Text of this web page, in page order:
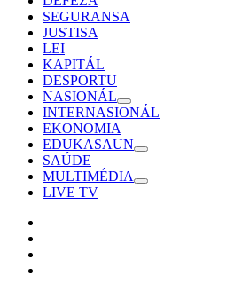
SEGURANSA
JUSTISA
LEI
KAPITÁL
DESPORTU
NASIONÁL
INTERNASIONÁL
EKONOMIA
EDUKASAUN
SAÚDE
MULTIMÉDIA
LIVE TV